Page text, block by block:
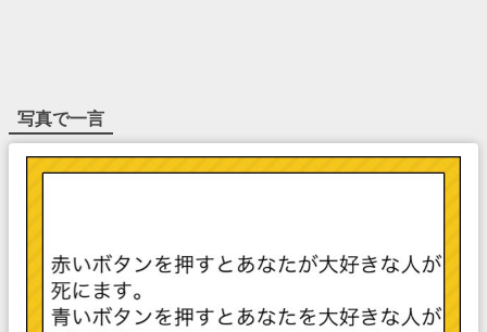
写真で一言